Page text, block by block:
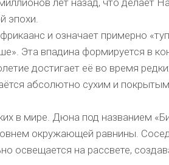
лет назад, что делает
эпохи.
и означает примерно
Эта впадина формируется в
достигает её во время
абсолютно сухим и покрытым
в мире. Дюна под названием
окружающей равнины.
освещается на рассвете,